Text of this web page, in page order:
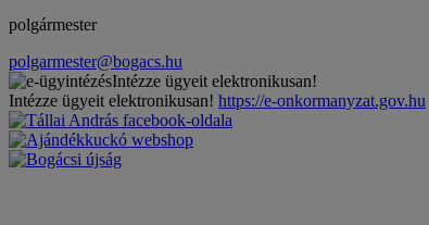
polgármester
polgarmester@bogacs.hu
Intézze ügyeit elektronikusan!
Intézze ügyeit elektronikusan! https://e-onkormanyzat.gov.hu